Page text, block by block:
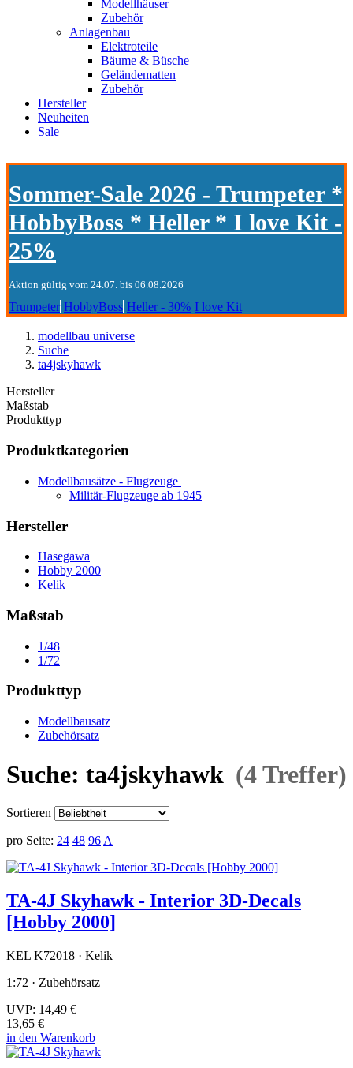
Modellhäuser
Zubehör
Anlagenbau
Elektroteile
Bäume & Büsche
Geländematten
Zubehör
Hersteller
Neuheiten
Sale
Sommer-Sale 2026 - Trumpeter *
HobbyBoss * Heller * I love Kit -
25%
Aktion gültig vom 24.07. bis 06.08.2026
Trumpeter HobbyBoss Heller - 30% I love Kit
modellbau universe
Suche
ta4jskyhawk
Hersteller
Maßstab
Produkttyp
Produktkategorien
Modellbausätze - Flugzeuge
Militär-Flugzeuge ab 1945
Hersteller
Hasegawa
Hobby 2000
Kelik
Maßstab
1/48
1/72
Produkttyp
Modellbausatz
Zubehörsatz
Suche: ta4jskyhawk (4 Treffer)
Sortieren
pro Seite: 24 48 96 A
TA-4J Skyhawk - Interior 3D-Decals
[Hobby 2000]
KEL K72018 · Kelik
1:72 · Zubehörsatz
UVP: 14,49 €
13,65 €
in den Warenkorb